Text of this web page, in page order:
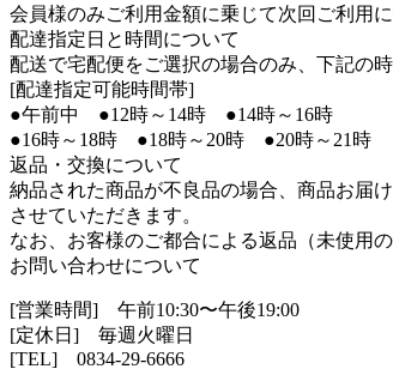
会員様のみご利用金額に乗じて次回ご利用
配達指定日と時間について
配送で宅配便をご選択の場合のみ、下記の
[配達指定可能時間帯]
●午前中 ●12時～14時 ●14時～16時
●16時～18時 ●18時～20時 ●20時～21時
返品・交換について
納品された商品が不良品の場合、商品お届
させていただきます。
なお、お客様のご都合による返品（未使用
お問い合わせについて
[営業時間] 午前10:30〜午後19:00
[定休日] 毎週火曜日
[TEL] 0834-29-6666